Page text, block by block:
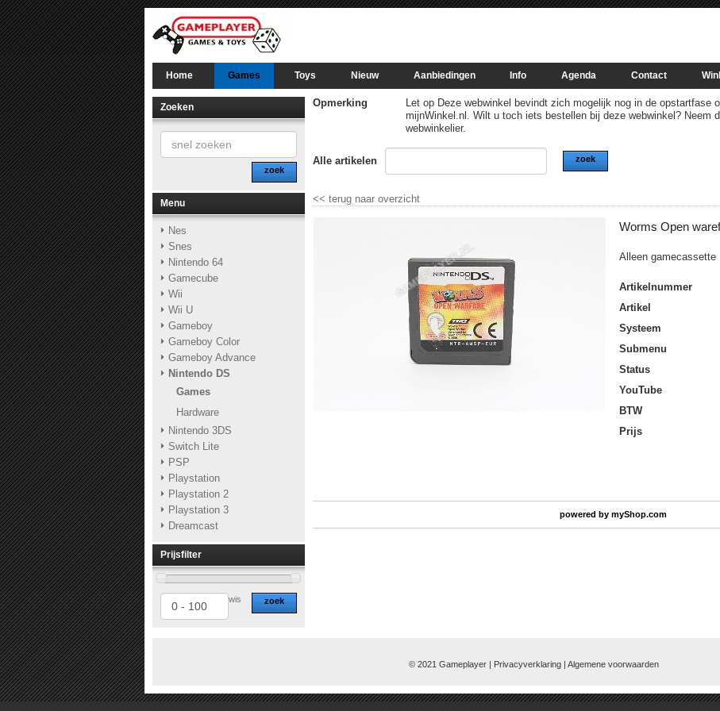
Home Games Toys Nieuw Aanbiedingen Info Agenda Contact
Zoeken
zoek
Menu
Nes
Snes
Nintendo 64
Gamecube
Wii
Wii U
Gameboy
Gameboy Color
Gameboy Advance
Nintendo DS
Games
Hardware
Nintendo 3DS
Switch Lite
PSP
Playstation
Playstation 2
Playstation 3
Dreamcast
Prijsfilter
zoek
wis
Opmerking
Let op Deze webwinkel bevindt zich mogelijk nog in de opstartfase
mijnWinkel.nl. Wilt u toch iets bestellen bij deze webwinkel? Neem
webwinkelier.
Alle artikelen zoek
<< terug naar overzicht
Worms Open
Alleen gamecassette
Artikelnummer
Artikel
Systeem
Submenu
Status
YouTube
BTW
Prijs
powered bymyShop.com
© 2021 Gameplayer | Privacyverklaring | Algemene voorwaarden